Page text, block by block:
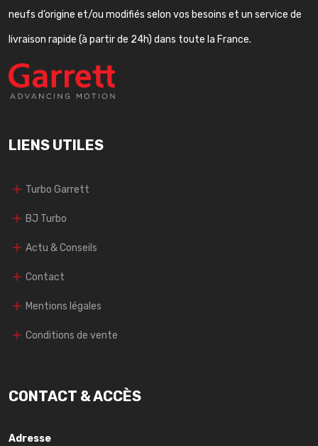
neufs d’origine et/ou modifiés selon vos besoins et un service de
livraison rapide (à partir de 24h) dans toute la France.
LIENS UTILES
Turbo Garrett
BJ Turbo
Actu & Conseils
Contact
Mentions légales
Conditions de vente
CONTACT & ACCÈS
Adresse